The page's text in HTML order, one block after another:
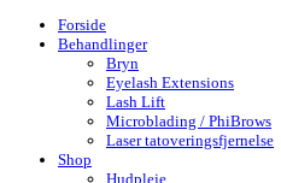
Forside
Behandlinger
Bryn
Eyelash Extensions
Lash Lift
Microblading / PhiBrows
Laser tatoveringsfjernelse
Shop
Hudpleje